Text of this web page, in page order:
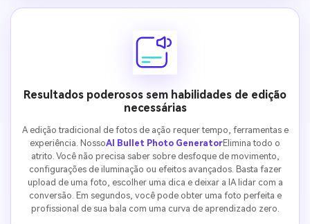
Resultados poderosos sem habilidades de edição
necessárias
A edição tradicional de fotos de ação requer tempo, ferramentas e
experiência. NossoAI Bullet Photo GeneratorElimina todo o
atrito. Você não precisa saber sobre desfoque de movimento,
configurações de iluminação ou efeitos avançados. Basta fazer
upload de uma foto, escolher uma dica e deixar a IA lidar com a
conversão. Em segundos, você pode obter uma foto perfeita e
profissional de sua bala com uma curva de aprendizado zero.